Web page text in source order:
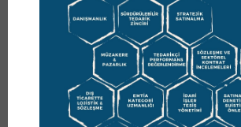
DERS KATEGORİLERİ
KURUMSAL SATIŞ
TAŞIMACILIK VE LOJISTIK
TEDARIK ZINCIRI YÖNETIMI
TEZ-PROJE ÇALIŞMASI